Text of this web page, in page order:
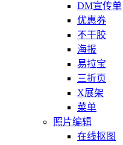
DM宣传单
优惠券
不干胶
海报
易拉宝
三折页
X展架
菜单
照片编辑
在线抠图